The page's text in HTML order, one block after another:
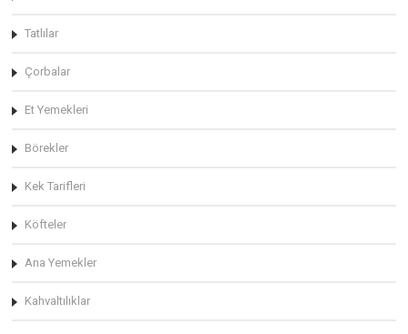
Tatlılar
Çorbalar
Et Yemekleri
Börekler
Kek Tarifleri
Köfteler
Ana Yemekler
Kahvaltılıklar